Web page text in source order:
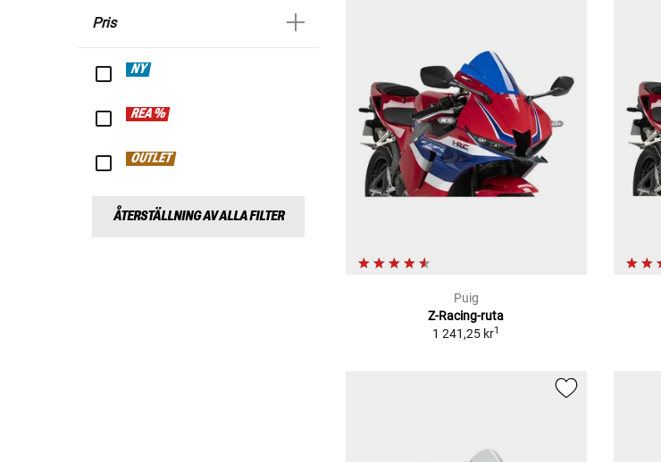
Pris
NY
REA %
OUTLET
ÅTERSTÄLLNING AV ALLA FILTER
Puig
Z-Racing-ruta
1 241,25 kr1